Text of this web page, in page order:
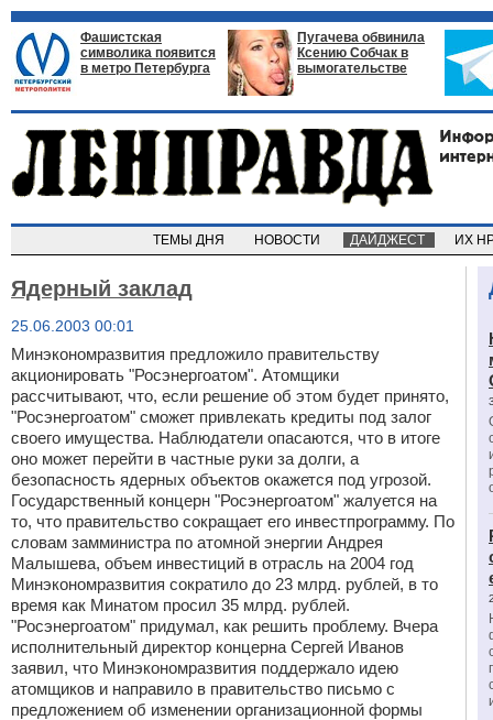
Фашистская
символика появится
в метро Петербурга
Пугачева обвинила
Ксению Собчак в
вымогательстве
ТЕМЫ ДНЯ НОВОСТИ ДАЙДЖЕСТ ИХ
Ядерный заклад
25.06.2003 00:01
Минэкономразвития предложило правительству
акционировать "Росэнергоатом". Атомщики
рассчитывают, что, если решение об этом будет принято,
"Росэнергоатом" сможет привлекать кредиты под залог
своего имущества. Наблюдатели опасаются, что в итоге
оно может перейти в частные руки за долги, а
безопасность ядерных объектов окажется под угрозой.
Государственный концерн "Росэнергоатом" жалуется на
то, что правительство сокращает его инвестпрограмму. По
словам замминистра по атомной энергии Андрея
Малышева, объем инвестиций в отрасль на 2004 год
Минэкономразвития сократило до 23 млрд. рублей, в то
время как Минатом просил 35 млрд. рублей.
"Росэнергоатом" придумал, как решить проблему. Вчера
исполнительный директор концерна Сергей Иванов
заявил, что Минэкономразвития поддержало идею
атомщиков и направило в правительство письмо с
предложением об изменении организационной формы